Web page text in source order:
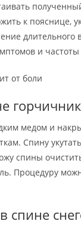
к пояснице,
длительного
и
от боли
медом и
Спину
спины
Процедуру
спине